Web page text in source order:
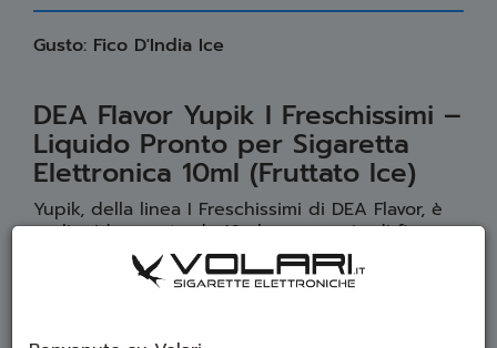
Gusto: Fico D'India Ice
DEA Flavor Yupik I Freschissimi –
Liquido Pronto per Sigaretta
Elettronica 10ml (Fruttato Ice)
Yupik, della linea I Freschissimi di DEA Flavor, è
un liquido pronto da 10ml con un mix di fico
d'india e ghiaccio. Disponibile in diverse
gradazioni di nicotina o senza nicotina.